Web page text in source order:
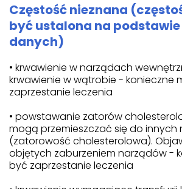
Częstość nieznana
być ustalona na
danych)
• krwawienie w narządach
krwawienie w wątrobie - konieczne
zaprzestanie leczenia
• powstawanie zatorów
mogą przemieszczać się do innych
(zatorowość cholesterolowa).
objętych zaburzeniem narządów -
być zaprzestanie leczenia